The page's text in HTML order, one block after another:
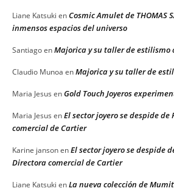
Liane Katsuki enCosmic Amulet de THOMAS
inmensos espacios del universo
SantiagoenMajorica y su taller de estilismo
Claudio Munoa enMajorica y su taller de
Maria Jesus enGold Touch Joyeros
Maria Jesus enEl sector joyero se despide de
comercial de Cartier
Karine jansonenEl sector joyero se despide
Directora comercial de Cartier
Liane Katsuki enLa nueva colección de